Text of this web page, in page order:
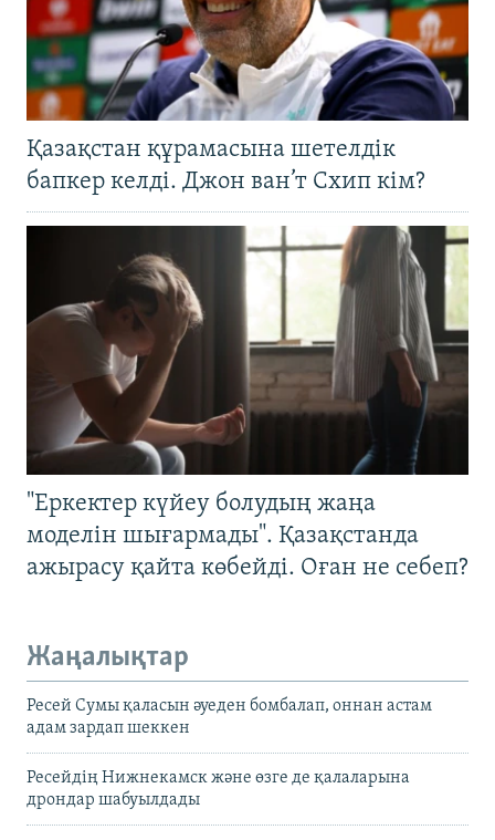
Қазақстан құрамасына шетелдік
бапкер келді. Джон ван’т Схип кім?
"Еркектер күйеу болудың жаңа
моделін шығармады". Қазақстанда
ажырасу қайта көбейді. Оған не себеп?
Жаңалықтар
Ресей Сумы қаласын әуеден бомбалап, оннан астам
адам зардап шеккен
Ресейдің Нижнекамск және өзге де қалаларына
дрондар шабуылдады